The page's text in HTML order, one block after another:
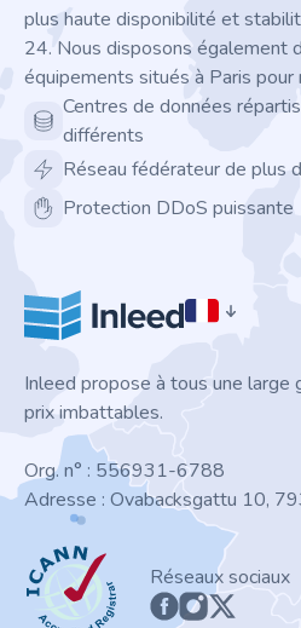
plus haute disponibilité et
24. Nous disposons également
équipements situés à Paris pour
Centres de données
différents
Réseau fédérateur de plus
Protection DDoS puissante
Inleed propose à tous une large
prix imbattables.
Org. n° : 556931-6788
Adresse : Ovabacksgattu 10,
ICANN
Réseaux sociaux